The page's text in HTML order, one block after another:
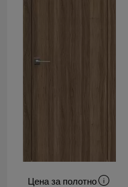
Цена за полотно